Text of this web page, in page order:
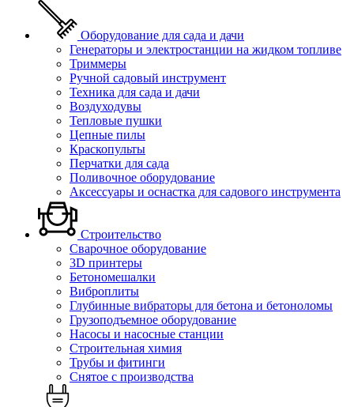
Оборудование для сада и дачи
Генераторы и электростанции на жидком топливе
Триммеры
Ручной садовый инструмент
Техника для сада и дачи
Воздуходувы
Тепловые пушки
Цепные пилы
Краскопульты
Перчатки для сада
Поливочное оборудование
Аксессуары и оснастка для садового инструмента
Строительство
Сварочное оборудование
3D принтеры
Бетономешалки
Виброплиты
Глубинные вибраторы для бетона и бетоноломы
Грузоподъемное оборудование
Насосы и насосные станции
Строительная химия
Трубы и фитинги
Снятое с производства